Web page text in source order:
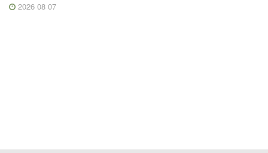
2026 08 07